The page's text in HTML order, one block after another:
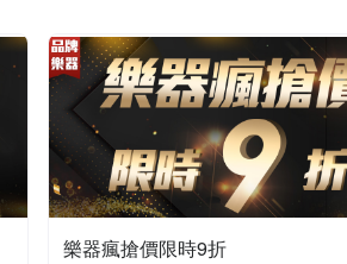
樂器瘋搶價限時88折